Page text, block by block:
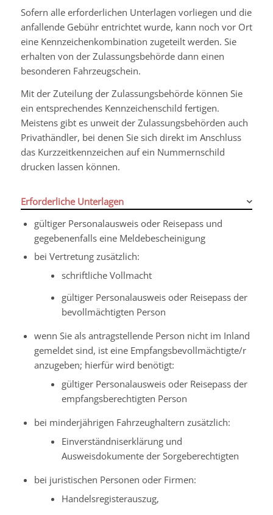
Sofern alle erforderlichen Unterlagen vorliegen und die
anfallende Gebühr entrichtet wurde, kann noch vor Ort
eine Kennzeichenkombination zugeteilt werden. Sie
erhalten von der Zulassungsbehörde dann einen
besonderen Fahrzeugschein.
Mit der Zuteilung der Zulassungsbehörde können Sie
ein entsprechendes Kennzeichenschild fertigen.
Meistens gibt es unweit der Zulassungsbehörden auch
Privathändler, bei denen Sie sich direkt im Anschluss
das Kurzzeitkennzeichen auf ein Nummernschild
drucken lassen können.
Erforderliche Unterlagen
gültiger Personalausweis oder Reisepass und
gegebenenfalls eine Meldebescheinigung
bei Vertretung zusätzlich:
schriftliche Vollmacht
gültiger Personalausweis oder Reisepass der
bevollmächtigten Person
wenn Sie als antragstellende Person nicht im Inland
gemeldet sind, ist eine Empfangsbevollmächtigte/r
anzugeben; hierfür wird benötigt:
gültiger Personalausweis oder Reisepass der
empfangsberechtigten Person
bei minderjährigen Fahrzeughaltern zusätzlich:
Einverständniserklärung und
Ausweisdokumente der Sorgeberechtigten
bei juristischen Personen oder Firmen:
Handelsregisterauszug,